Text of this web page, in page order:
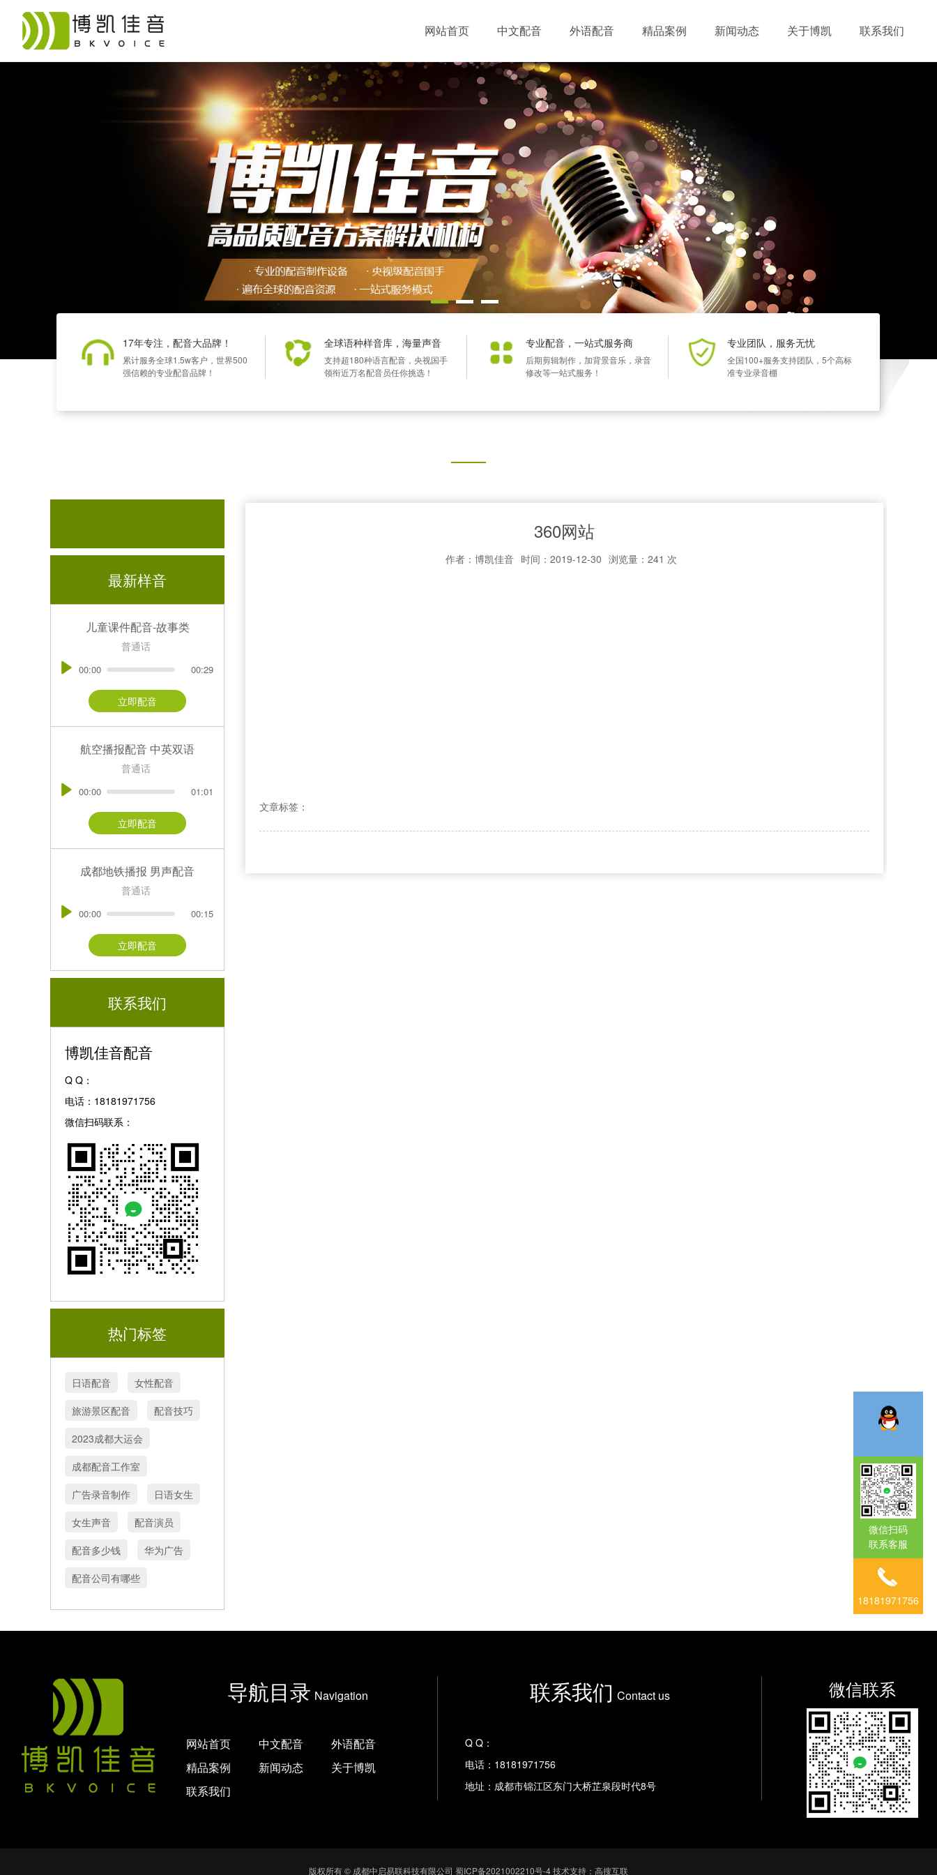
网站首页 中文配音 外语配音 精品案例 新闻动态 关于博凯 联系我们
17年专注，配音大品牌！
累计服务全球1.5w客户，世界500
强信赖的专业配音品牌！
全球语种样音库，海量声音
支持超180种语言配音，央视国手
领衔近万名配音员任你挑选！
专业配音，一站式服务商
后期剪辑制作，加背景音乐，录音
修改等一站式服务！
专业团队，服务无忧
全国100+服务支持团队，5个高标
准专业录音棚
最新样音
儿童课件配音-故事类
普通话
00:00 00:29
立即配音
航空播报配音 中英双语
普通话
00:00 01:01
立即配音
成都地铁播报 男声配音
普通话
00:00 00:15
立即配音
联系我们
博凯佳音配音
Q Q：
电话：18181971756
微信扫码联系：
热门标签
日语配音
女性配音
旅游景区配音
配音技巧
2023成都大运会
成都配音工作室
广告录音制作
日语女生
女生声音
配音演员
配音多少钱
华为广告
配音公司有哪些
360网站
作者：博凯佳音 时间：2019-12-30 浏览量：241 次
文章标签：
导航目录 Navigation
网站首页 中文配音
外语配音
精品案例
新闻动态
关于博凯
联系我们
联系我们 Contact us
Q Q：
电话：18181971756
地址：成都市锦江区东门大桥芷泉段时代8号
微信联系
版权所有 © 成都中启易联科技有限公司 蜀ICP备2021002210号-4技术支持：高搜互联
微信扫码
联系客服
18181971756